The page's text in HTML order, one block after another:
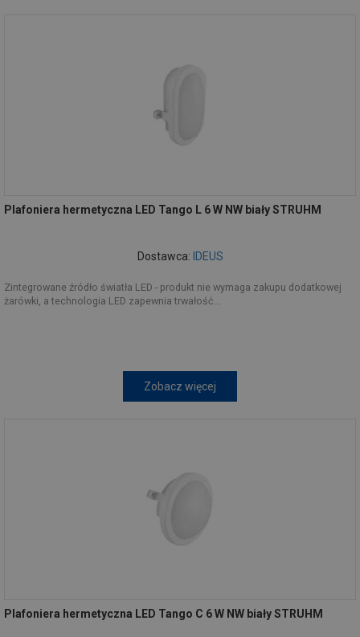
Plafoniera hermetyczna LED Tango L 6 W NW biały STRUHM
Dostawca: IDEUS
Zintegrowane źródło światła LED - produkt nie wymaga zakupu dodatkowej
żarówki, a technologia LED zapewnia trwałość...
Zobacz więcej
Plafoniera hermetyczna LED Tango C 6 W NW biały STRUHM